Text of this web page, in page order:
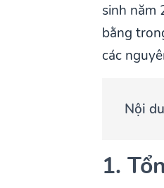
sinh năm
bằng
các
Nội
1.